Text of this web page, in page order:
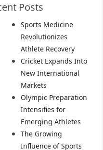
Posts
Sports Medicine
Revolutionizes
Athlete Recovery
Cricket Expands Into
New International
Markets
Olympic Preparation
Intensifies for
Emerging Athletes
The Growing
Influence of Sports